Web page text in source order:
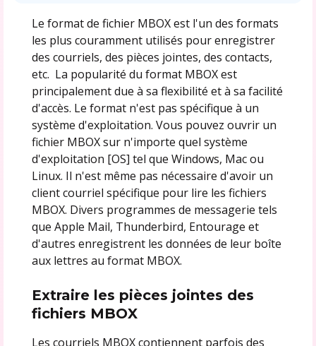
Le format de fichier MBOX est l'un des formats
les plus couramment utilisés pour enregistrer
des courriels, des pièces jointes, des contacts,
etc. La popularité du format MBOX est
principalement due à sa flexibilité et à sa facilité
d'accès. Le format n'est pas spécifique à un
système d'exploitation. Vous pouvez ouvrir un
fichier MBOX sur n'importe quel système
d'exploitation [OS] tel que Windows, Mac ou
Linux. Il n'est même pas nécessaire d'avoir un
client courriel spécifique pour lire les fichiers
MBOX. Divers programmes de messagerie tels
que Apple Mail, Thunderbird, Entourage et
d'autres enregistrent les données de leur boîte
aux lettres au format MBOX.
Extraire les pièces jointes des
fichiers MBOX
Les courriels MBOX contiennent parfois des